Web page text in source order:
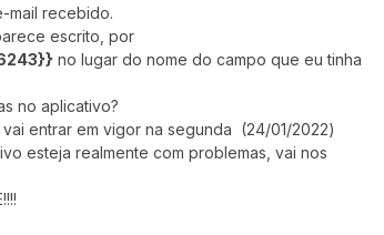
mail recebido.
escrito, por
no lugar do nome do campo que eu tinha
no aplicativo?
entrar em vigor na segunda (24/01/2022)
esteja realmente com problemas, vai nos